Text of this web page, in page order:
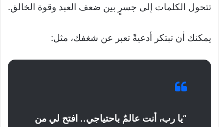
تتحول الكلمات إلى جسرٍ بين ضعف العبد وقوة الخالق.
يمكنك أن تبتكر أدعيةً تعبر عن شغفك، مثل:
“يا رب، أنت عالمٌ باحتياجي.. افتح لي من